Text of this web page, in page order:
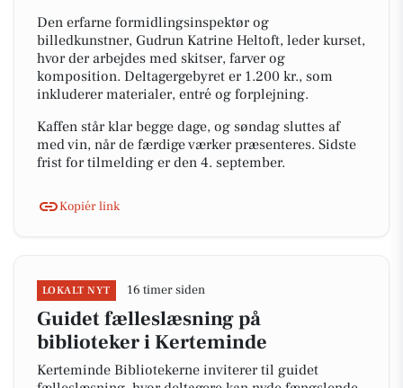
Den erfarne formidlingsinspektør og
billedkunstner, Gudrun Katrine Heltoft, leder kurset,
hvor der arbejdes med skitser, farver og
komposition. Deltagergebyret er 1.200 kr., som
inkluderer materialer, entré og forplejning.
Kaffen står klar begge dage, og søndag sluttes af
med vin, når de færdige værker præsenteres. Sidste
frist for tilmelding er den 4. september.
Kopiér link
LOKALT NYT 16 timer siden
Guidet fælleslæsning på
biblioteker i Kerteminde
Kerteminde Bibliotekerne inviterer til guidet